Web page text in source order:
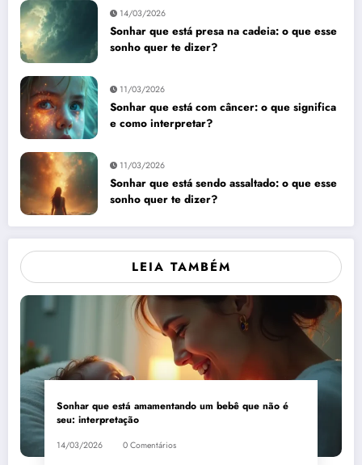
14/03/2026
Sonhar que está presa na cadeia: o que esse
sonho quer te dizer?
11/03/2026
Sonhar que está com câncer: o que significa
e como interpretar?
11/03/2026
Sonhar que está sendo assaltado: o que esse
sonho quer te dizer?
LEIA TAMBÉM
Sonhar que está amamentando um bebê que não é
seu: interpretação
14/03/2026 0 Comentários